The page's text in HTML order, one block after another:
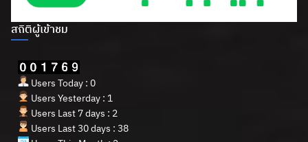
สถิติผู้เข้าชม
Users Today : 0
Users Yesterday : 1
Users Last 7 days : 2
Users Last 30 days : 38